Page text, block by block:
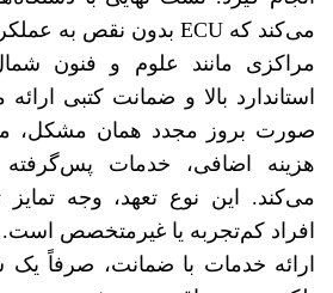
می‌کند که ECU بدون نقص به عملکرد بازمی‌گردد.
مراکزی مانند علوم و فنون
استاندارد بالا و ضمانت کتبی
صورت بروز مجدد همان مشکل،
هزینه اضافی، خدمات پس‌گرفته
می‌کند. این نوع تعهد، وجه تمایز
افراد کم‌تجربه یا غیرمتخصص است.
ارائه خدمات با ضمانت، صرفاً یک